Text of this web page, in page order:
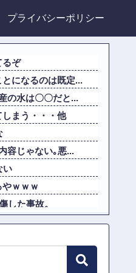
プライバシーポリシー
るぞ
になるのは既定...
の水は〇〇だと...
しまう・・・他
容じゃない｡悪...
い
ｗｗｗ
した事故。
外が大騒ぎ
私、自力でロ...